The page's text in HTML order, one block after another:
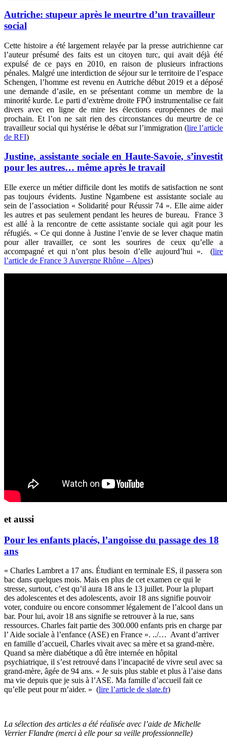
Autriche: stupeur après le meurtre d’un travailleur
social
Cette histoire a été largement relayée par la presse autrichienne car
l’auteur présumé des faits est un citoyen turc, qui avait déjà été
expulsé de ce pays en 2010, en raison de plusieurs infractions
pénales. Malgré une interdiction de séjour sur le territoire de l’espace
Schengen, l’homme est revenu en Autriche début 2019 et a déposé
une demande d’asile, en se présentant comme un membre de la
minorité kurde. Le parti d’extrème droite FPÖ instrumentalise ce fait
divers avec en ligne de mire les élections européennes de mai
prochain. Et l’on ne sait rien des circonstances du meurtre de ce
travailleur social qui hystérise le débat sur l’immigration (lire l’article
de RFI)
Justine, assistante sociale en Haute-Savoie, s’investit
pour les autres… même après le travail
Elle exerce un métier difficile dont les motifs de satisfaction ne sont
pas toujours évidents. Justine Ngambene est assistante sociale au
sein de l’association « Solidarité pour Réussir 74 ». Elle aime aider
les autres et pas seulement pendant les heures de bureau. France 3
est allé à la rencontre de cette assistante sociale qui agit pour les
réfugiés. « Ce qui donne à Justine l’envie de se lever chaque matin
pour aller travailler, ce sont les sourires de ceux qu’elle a
accompagné et qui n’ont plus besoin d’elle aujourd’hui ». (lire
l’article de France 3 Auvergne Rhône – Alpes)
et aussi
Pour les enfants placés, l’angoisse du passage des 18
ans
« Charles Lambret a 17 ans. Étudiant en terminale ES, il passera son
bac dans quelques mois. Mais en plus de cet examen ce qui le
stresse, surtout, c’est qu’il aura 18 ans le 13 juillet. Pour la plupart
des adolescentes et des adolescents, avoir 18 ans signifie pouvoir
voter, conduire ou encore consommer légalement de l’alcool dans un
bar. Pour lui, avoir 18 ans signifie se retrouver à la rue, sans
ressources. Charles fait partie des 300.000 enfants pris en charge par
l’ Aide sociale à l’enfance (ASE) en France ». ../… Avant d’arriver
en famille d’accueil, Charles vivait avec sa mère et sa grand-mère.
Quand sa mère diabétique a dû être internée en hôpital
psychiatrique, il s’est retrouvé dans l’incapacité de vivre seul avec sa
grand-mère, âgée de 94 ans. « Je suis plus stable et plus à l’aise dans
ma vie depuis que je suis à l’ASE. Ma famille d’accueil fait ce
qu’elle peut pour m’aider. » (lire l’article de slate.fr)
La sélection des articles a été réalisée avec l’aide de Michelle
Verrier Flandre (merci à elle pour sa veille professionnelle)